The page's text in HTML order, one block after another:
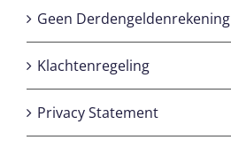
Geen Derdengeldenrekening
Klachtenregeling
Privacy Statement